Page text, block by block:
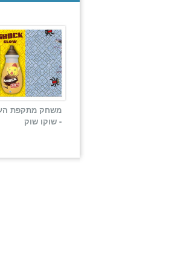
משחק מתקפת
- שוקו שוק